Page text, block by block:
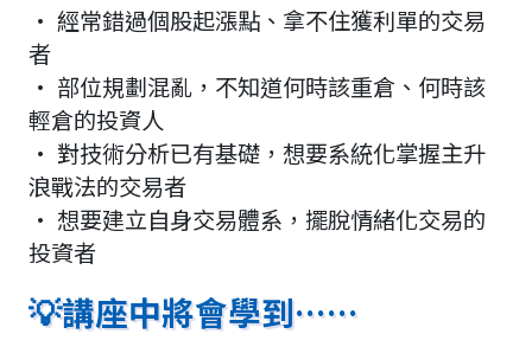
· 經常錯過個股起漲點、拿不住獲利單的交易
者
· 部位規劃混亂，不知道何時該重倉、何時該
輕倉的投資人
· 對技術分析已有基礎，想要系統化掌握主升
浪戰法的交易者
· 想要建立自身交易體系，擺脫情緒化交易的
投資者
💡講座中將會學到……